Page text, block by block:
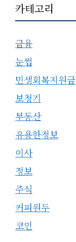
카테고리
금융
눈썹
민생회복지원금
보청기
부동산
유용한정보
이사
정보
주식
커피원두
코인